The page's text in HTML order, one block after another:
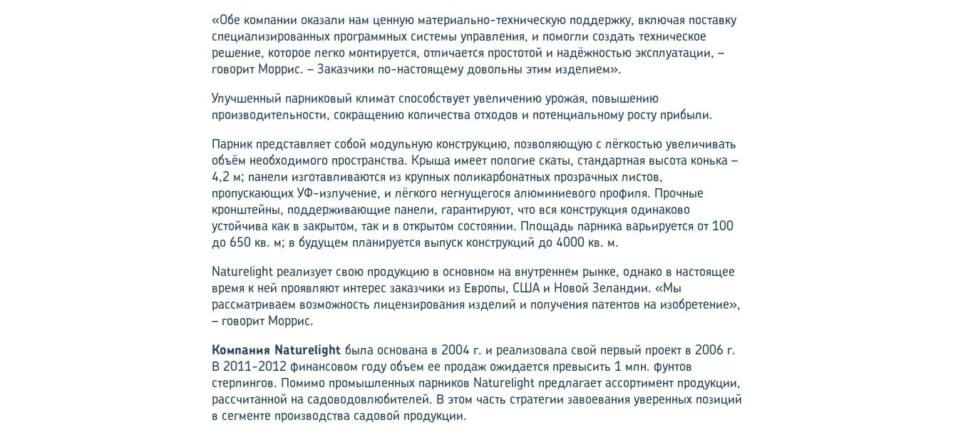
«Обе компании оказали нам ценную материально-техническую поддержку, включая поставку
специализированных программных системы управления, и помогли создать техническое
решение, которое легко монтируется, отличается простотой и надёжностью эксплуатации, –
говорит Моррис. – Заказчики по-настоящему довольны этим изделием».
Улучшенный парниковый климат способствует увеличению урожая, повышению
производительности, сокращению количества отходов и потенциальному росту прибыли.
Парник представляет собой модульную конструкцию, позволяющую с лёгкостью увеличивать
объём необходимого пространства. Крыша имеет пологие скаты, стандартная высота конька –
4,2 м; панели изготавливаются из крупных поликарбонатных прозрачных листов,
пропускающих УФ-излучение, и лёгкого негнущегося алюминиевого профиля. Прочные
кронштейны, поддерживающие панели, гарантируют, что вся конструкция одинаково
устойчива как в закрытом, так и в открытом состоянии. Площадь парника варьируется от 100
до 650 кв. м; в будущем планируется выпуск конструкций до 4000 кв. м.
Naturelight реализует свою продукцию в основном на внутреннем рынке, однако в настоящее
время к ней проявляют интерес заказчики из Европы, США и Новой Зеландии. «Мы
рассматриваем возможность лицензирования изделий и получения патентов на изобретение»,
– говорит Моррис.
Компания Naturelight была основана в 2004 г. и реализовала свой первый проект в 2006 г.
В 2011-2012 финансовом году объем ее продаж ожидается превысить 1 млн. фунтов
стерлингов. Помимо промышленных парников Naturelight предлагает ассортимент продукции,
рассчитанной на садоводовлюбителей. В этом часть стратегии завоевания уверенных позиций
в сегменте производства садовой продукции.